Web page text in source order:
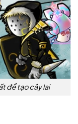
để tạo cây lai